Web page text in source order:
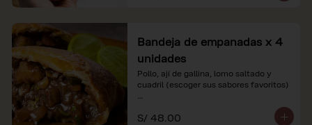
Bandeja de empanadas x 4
unidades
Pollo, ají de gallina, lomo saltado y
cuadril (escoger sus sabores favoritos)
*Nuestros precios están expresados en
soles e incluyen impuestos de ley y
S/ 48.00